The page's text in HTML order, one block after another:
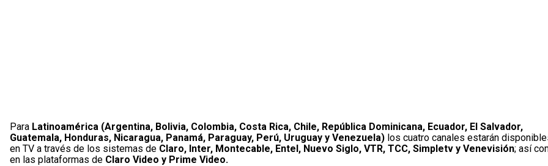
Para Latinoamérica (Argentina, Bolivia, Colombia, Costa Rica, Chile, República Dominicana, Ecuador, El Salvador,
Guatemala, Honduras, Nicaragua, Panamá, Paraguay, Perú, Uruguay y Venezuela) los cuatro canales estarán
en TV a través de los sistemas de Claro, Inter, Montecable, Entel, Nuevo Siglo, VTR, TCC, Simpletv y Venevisión; así
en las plataformas de Claro Video y Prime Video.